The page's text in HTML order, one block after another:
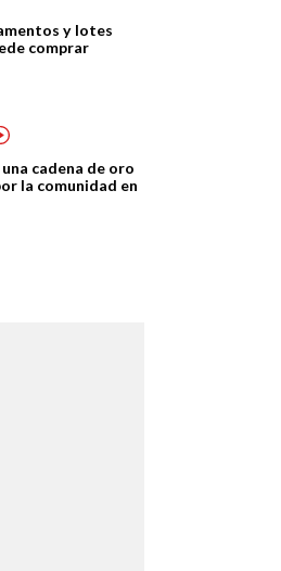
y lotes
comprar
cadena de oro
la comunidad en